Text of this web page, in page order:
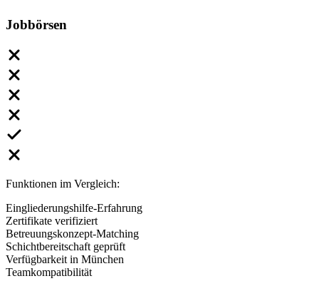
Jobbörsen
Funktionen im Vergleich:
Eingliederungshilfe-Erfahrung
Zertifikate verifiziert
Betreuungskonzept-Matching
Schichtbereitschaft geprüft
Verfügbarkeit in München
Teamkompatibilität